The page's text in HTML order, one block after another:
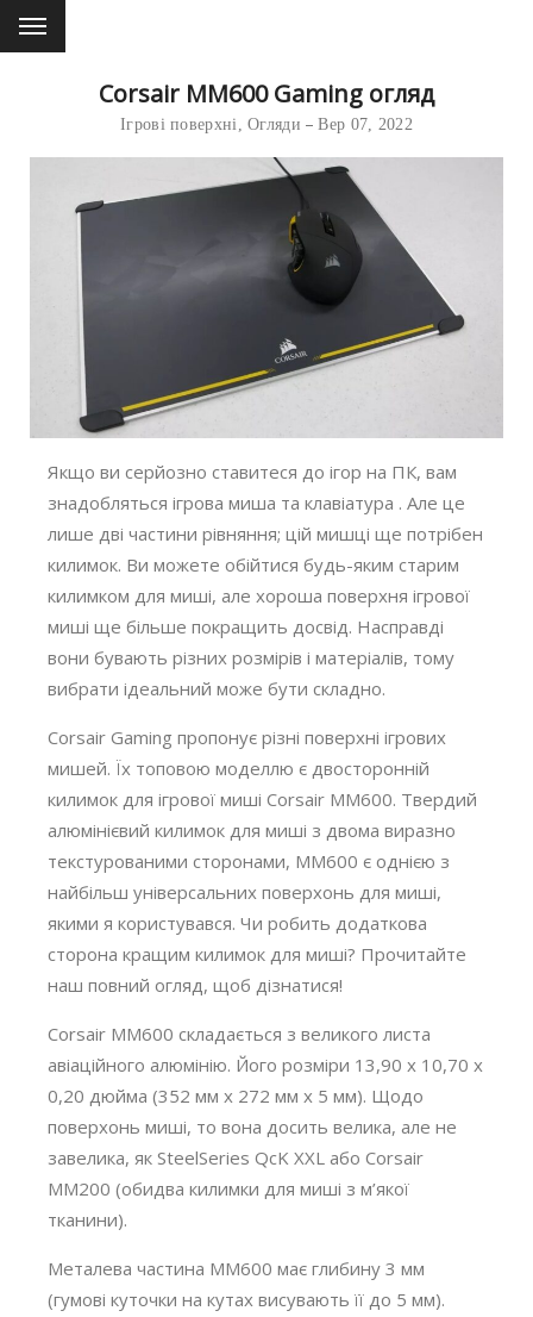
Corsair MM600 Gaming огляд
Ігрові поверхні,Огляди Вер 07, 2022
Якщо ви серйозно ставитеся до ігор на ПК, вам
знадобляться ігрова миша та клавіатура . Але це
лише дві частини рівняння; цій мишці ще потрібен
килимок. Ви можете обійтися будь-яким старим
килимком для миші, але хороша поверхня ігрової
миші ще більше покращить досвід. Насправді
вони бувають різних розмірів і матеріалів, тому
вибрати ідеальний може бути складно.
Corsair Gaming пропонує різні поверхні ігрових
мишей. Їх топовою моделлю є двосторонній
килимок для ігрової миші Corsair MM600. Твердий
алюмінієвий килимок для миші з двома виразно
текстурованими сторонами, MM600 є однією з
найбільш універсальних поверхонь для миші,
якими я користувався. Чи робить додаткова
сторона кращим килимок для миші? Прочитайте
наш повний огляд, щоб дізнатися!
Corsair MM600 складається з великого листа
авіаційного алюмінію. Його розміри 13,90 x 10,70 x
0,20 дюйма (352 мм x 272 мм x 5 мм). Щодо
поверхонь миші, то вона досить велика, але не
завелика, як SteelSeries QcK XXL або Corsair
MM200 (обидва килимки для миші з м’якої
тканини).
Металева частина MM600 має глибину 3 мм
(гумові куточки на кутах висувають її до 5 мм).